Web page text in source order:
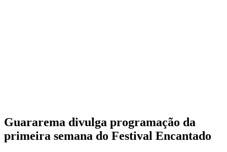
Guararema divulga programação da
primeira semana do Festival Encantado